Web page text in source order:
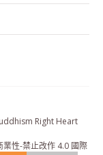
Right Heart
業性-禁止改作 4.0 國際